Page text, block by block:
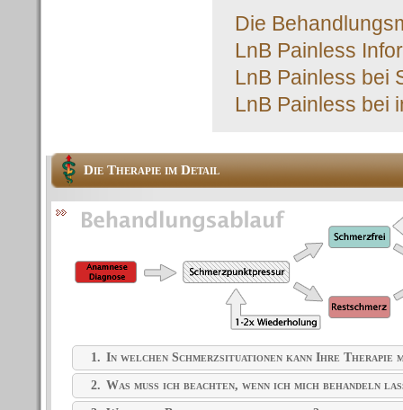
Die
LnB Painless
LnB Painless bei
LnB Painless bei
Die Therapie im Detail
1. In welchen Schmerzsituationen kann Ihre Therapie
2. Was muss ich beachten, wenn ich mich behandeln